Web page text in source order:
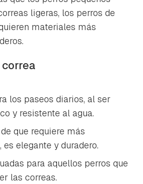
ligeras, los perros de
materiales más
los paseos diarios, al ser
y resistente al agua.
que requiere más
elegante y duradero.
para aquellos perros que
las correas.